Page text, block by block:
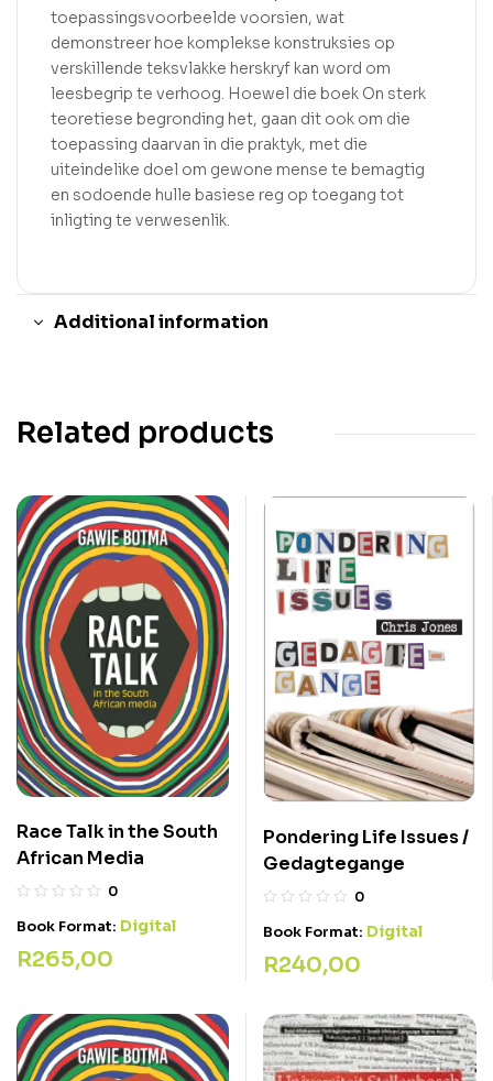
toepassingsvoorbeelde voorsien, wat
demonstreer hoe komplekse konstruksies op
verskillende teksvlakke herskryf kan word om
leesbegrip te verhoog. Hoewel die boek On sterk
teoretiese begronding het, gaan dit ook om die
toepassing daarvan in die praktyk, met die
uiteindelike doel om gewone mense te bemagtig
en sodoende hulle basiese reg op toegang tot
inligting te verwesenlik.
Additional information
Related products
Race Talk in the South
African Media
0
Book Format: Digital
R265,00
Pondering Life Issues /
Gedagtegange
0
Book Format: Digital
R240,00